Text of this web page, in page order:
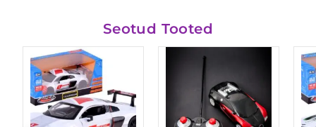
Seotud Tooted